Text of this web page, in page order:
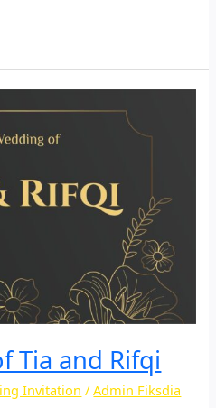
Tia and Rifqi
Invitation /Admin Fiksdia